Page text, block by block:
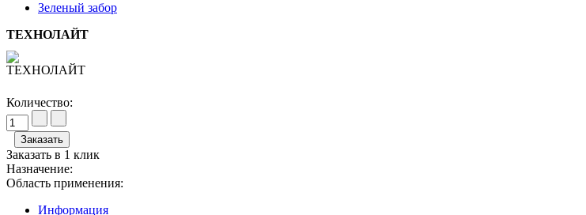
Зеленый забор
ТЕХНОЛАЙТ
Количество:
Заказать в 1 клик
Назначение:
Область применения:
Информация